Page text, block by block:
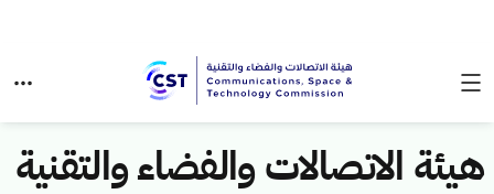
هيئة الاتصالات والفضاء والتقنية